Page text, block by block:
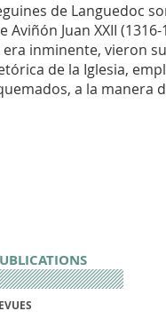
de Languedoc
Aviñón Juan XXII
era inminente, vieron
de la Iglesia,
a la